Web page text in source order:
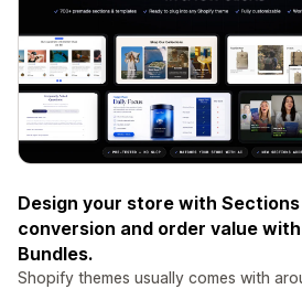
Design your store with
conversion and order value
Bundles.
Shopify themes usually comes with